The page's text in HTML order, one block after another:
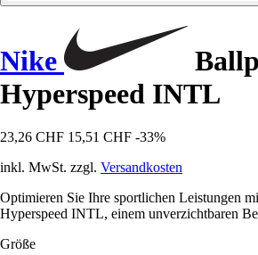
Nike
Hyperspeed INTL
23,26 CHF 15,51 CHF -33%
inkl. MwSt. zzgl. Versandkosten
Optimieren Sie Ihre sportlichen Leistungen
Hyperspeed INTL, einem unverzichtbaren
Größe